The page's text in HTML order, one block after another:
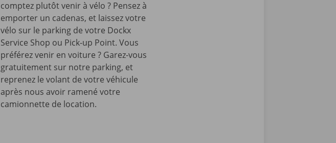
comptez plutôt venir à vélo ? Pensez à
emporter un cadenas, et laissez votre
vélo sur le parking de votre Dockx
Service Shop ou Pick-up Point. Vous
préférez venir en voiture ? Garez-vous
gratuitement sur notre parking, et
reprenez le volant de votre véhicule
après nous avoir ramené votre
camionnette de location.